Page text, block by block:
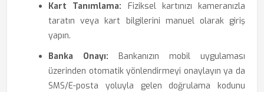
Kart Tanımlama: Fiziksel kartınızı kameranızla
taratın veya kart bilgilerini manuel olarak giriş
yapın.
Banka Onayı: Bankanızın mobil uygulaması
üzerinden otomatik yönlendirmeyi onaylayın ya da
SMS/E-posta yoluyla gelen doğrulama kodunu